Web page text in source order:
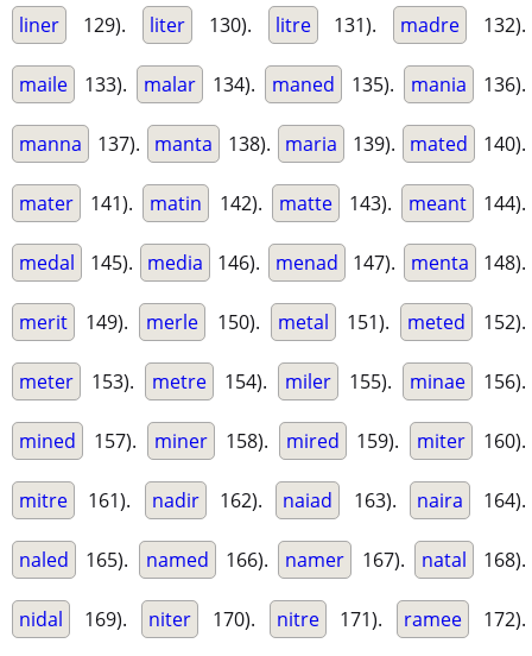
liner 129). liter 130). litre 131). madre 132).
maile 133). malar 134). maned 135). mania 136).
manna 137). manta 138). maria 139). mated 140).
mater 141). matin 142). matte 143). meant 144).
medal 145). media 146). menad 147). menta 148).
merit 149). merle 150). metal 151). meted 152).
meter 153). metre 154). miler 155). minae 156).
mined 157). miner 158). mired 159). miter 160).
mitre 161). nadir 162). naiad 163). naira 164).
naled 165). named 166). namer 167). natal 168).
nidal 169). niter 170). nitre 171). ramee 172).